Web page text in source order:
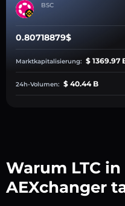
BSC
0.80718879$
Marktkapitalisierung: $ 1369.97
24h-Volumen: $ 40.44 B
Warum LTC in
AEXchanger